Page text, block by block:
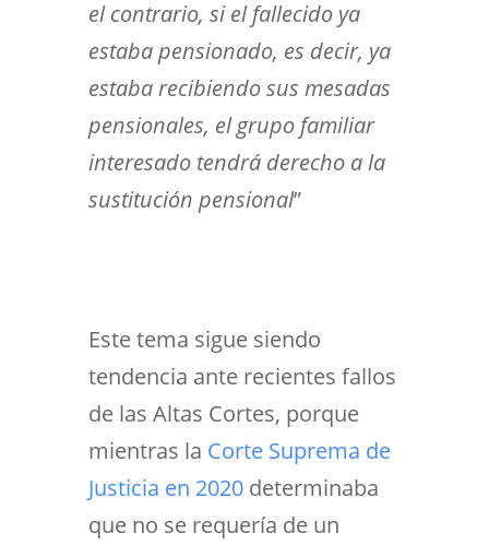
el contrario, si el fallecido ya
estaba pensionado, es decir, ya
estaba recibiendo sus mesadas
pensionales, el grupo familiar
interesado tendrá derecho a la
sustitución pensional”
Este tema sigue siendo
tendencia ante recientes fallos
de las Altas Cortes, porque
mientras la Corte Suprema de
Justicia en 2020 determinaba
que no se requería de un